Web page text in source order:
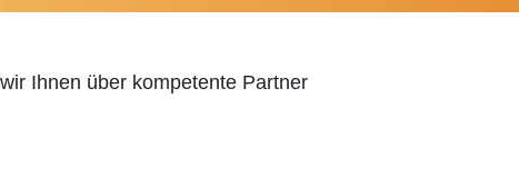
Ihnen über kompetente Partner